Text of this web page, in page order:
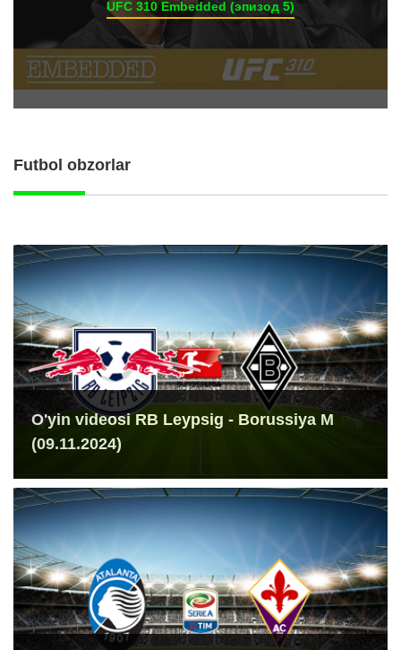
UFC 310 Embedded (эпизод 5)
Futbol obzorlar
O'yin videosi RB Leypsig - Borussiya M
(09.11.2024)